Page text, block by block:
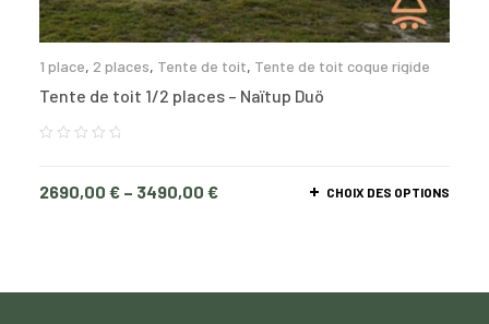
1 place, 2 places, Tente de toit, Tente de toit coque rigide
Tente de toit 1/2 places – Naïtup Duö
2690,00 € – 3490,00 € CHOIX DES OPTIONS